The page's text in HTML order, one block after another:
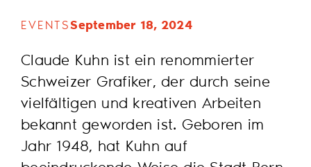
EVENTSSeptember 18, 2024
Claude Kuhn ist ein renommierter
Schweizer Grafiker, der durch seine
vielfältigen und kreativen Arbeiten
bekannt geworden ist. Geboren im
Jahr 1948, hat Kuhn auf